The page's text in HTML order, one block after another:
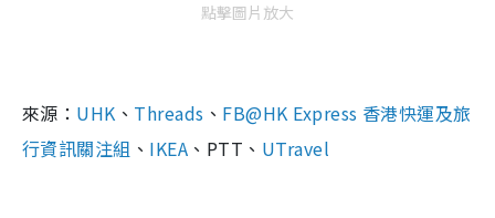
點擊圖片放大
來源： UHK 、 Threads 、 FB@HK Express 香港快運及旅
行資訊關注組 、 IKEA 、PTT、 UTravel